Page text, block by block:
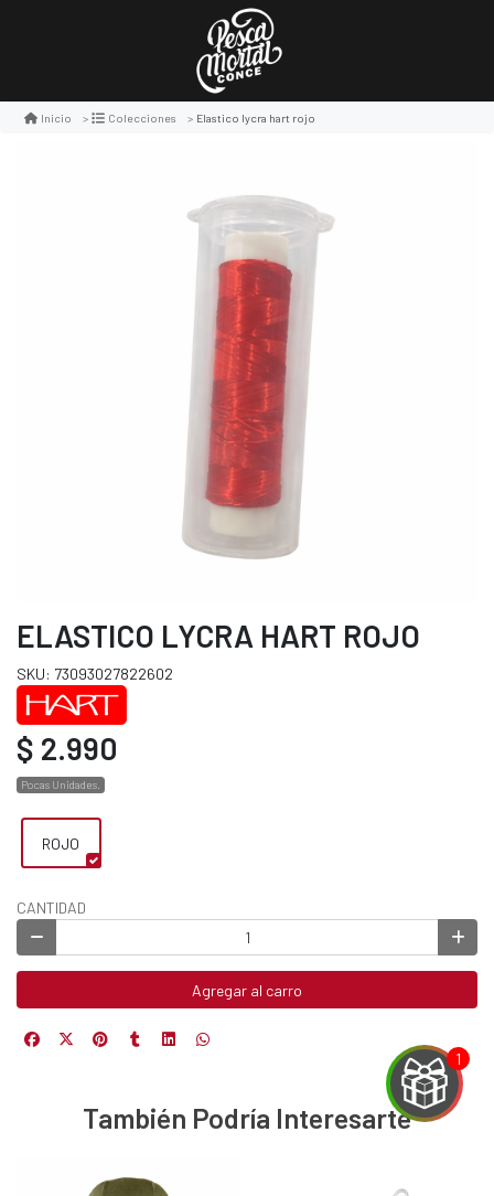
Inicio Colecciones Elastico lycra hart rojo
ELASTICO LYCRA HART ROJO
SKU: 73093027822602
$ 2.990
Pocas Unidades.
ROJO
CANTIDAD
Agregar al carro
También Podría Interesarte